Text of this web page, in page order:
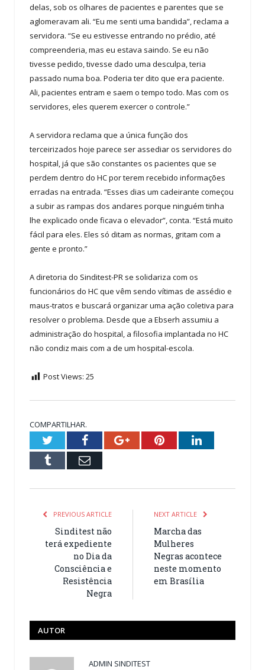
delas, sob os olhares de pacientes e parentes que se
aglomeravam ali. “Eu me senti uma bandida”, reclama a
servidora. “Se eu estivesse entrando no prédio, até
compreenderia, mas eu estava saindo. Se eu não
tivesse pedido, tivesse dado uma desculpa, teria
passado numa boa. Poderia ter dito que era paciente.
Ali, pacientes entram e saem o tempo todo. Mas com os
servidores, eles querem exercer o controle.”
A servidora reclama que a única função dos
terceirizados hoje parece ser assediar os servidores do
hospital, já que são constantes os pacientes que se
perdem dentro do HC por terem recebido informações
erradas na entrada. “Esses dias um cadeirante começou
a subir as rampas dos andares porque ninguém tinha
lhe explicado onde ficava o elevador”, conta. “Está muito
fácil para eles. Eles só ditam as normas, gritam com a
gente e pronto.”
A diretoria do Sinditest-PR se solidariza com os
funcionários do HC que vêm sendo vítimas de assédio e
maus-tratos e buscará organizar uma ação coletiva para
resolver o problema. Desde que a Ebserh assumiu a
administração do hospital, a filosofia implantada no HC
não condiz mais com a de um hospital-escola.
Post Views: 25
COMPARTILHAR.
TwitterFacebookGoogle+PinterestLinkedIn
Tumblr Email
PREVIOUS ARTICLE
Sinditest não
terá expediente
no Dia da
Consciência e
Resistência
Negra
NEXT ARTICLE
Marcha das
Mulheres
Negras acontece
neste momento
em Brasília
AUTOR
ADMIN SINDITEST